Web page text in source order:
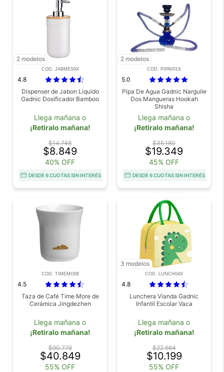
2 modelos
COD. JABMES9X
4.8
Dispenser de Jabon Liquido
Gadnic Dosificador Bamboo
Llega mañana o
¡Retiralo mañana!
$14.748
$8.849
40% OFF
DESDE 6 CUOTAS SIN INTERÉS
2 modelos
COD. PIPAV01X
5.0
Pipa De Agua Gadnic Narguile
Dos Mangueras Hookah
Shisha
Llega mañana o
¡Retiralo mañana!
$35.180
$19.349
45% OFF
DESDE 6 CUOTAS SIN INTERÉS
COD. TIMEMO08
4.5
Taza de Café Time More de
Cerámica Jingdezhen
Llega mañana o
¡Retiralo mañana!
$90.776
$40.849
55% OFF
3 modelos
COD. LUNCH04X
4.8
Lunchera Vianda Gadnic
Infantil Escolar Vaca
Llega mañana o
¡Retiralo mañana!
$22.664
$10.199
55% OFF